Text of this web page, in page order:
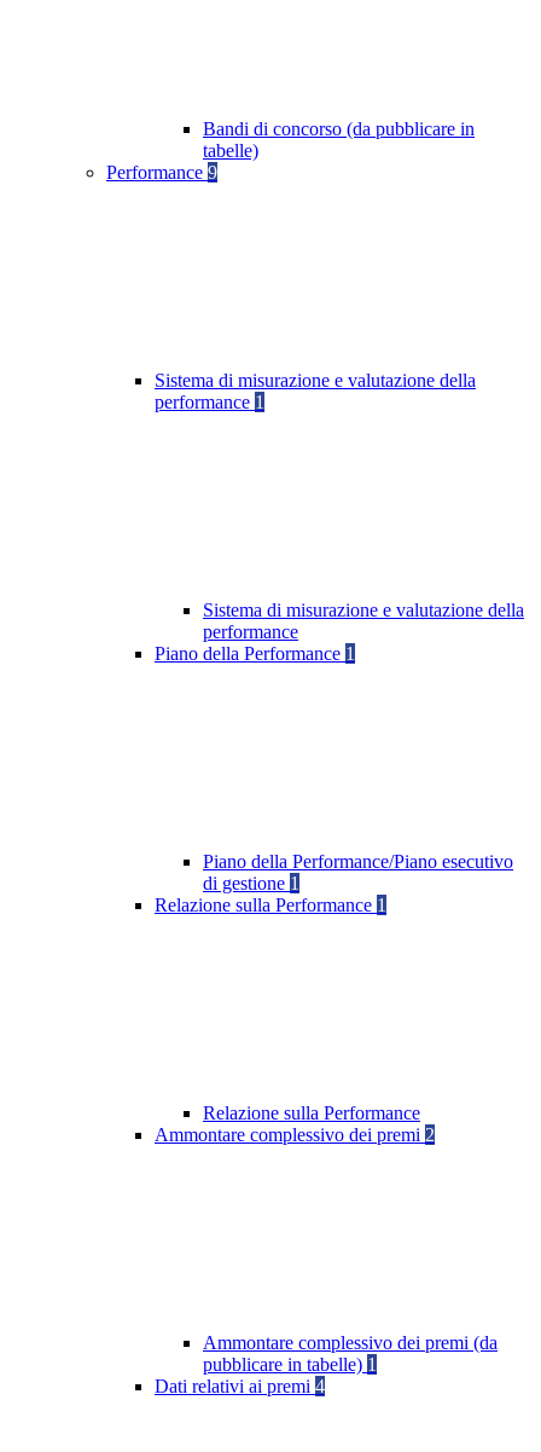
Bandi di concorso (da pubblicare in
tabelle)
Performance 9
Sistema di misurazione e valutazione della
performance 1
Sistema di misurazione e valutazione della
performance
Piano della Performance 1
Piano della Performance/Piano esecutivo
di gestione 1
Relazione sulla Performance 1
Relazione sulla Performance
Ammontare complessivo dei premi 2
Ammontare complessivo dei premi (da
pubblicare in tabelle) 1
Dati relativi ai premi 4